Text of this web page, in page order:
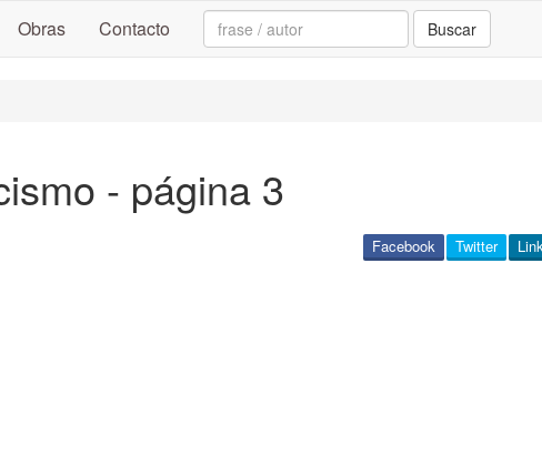
Obras Contacto Search: Buscar
- página 3
Twitter
Facebook